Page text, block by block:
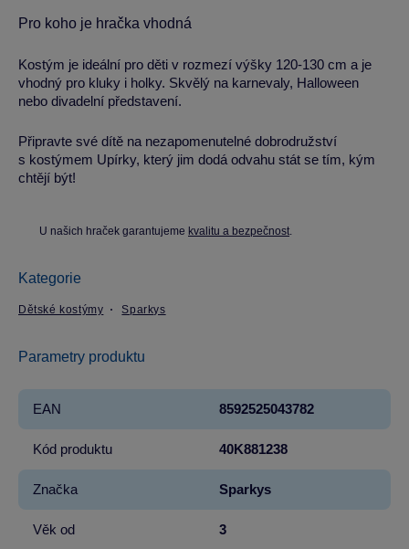
Pro koho je hračka vhodná
Kostým je ideální pro děti v rozmezí výšky 120-130 cm a je
vhodný pro kluky i holky. Skvělý na karnevaly, Halloween
nebo divadelní představení.
Připravte své dítě na nezapomenutelné dobrodružství
s kostýmem Upírky, který jim dodá odvahu stát se tím, kým
chtějí být!
U našich hraček garantujeme kvalitu a bezpečnost.
Kategorie
Dětské kostýmy Sparkys
Parametry produktu
EAN 8592525043782
Kód produktu 40K881238
Značka Sparkys
Věk od 3